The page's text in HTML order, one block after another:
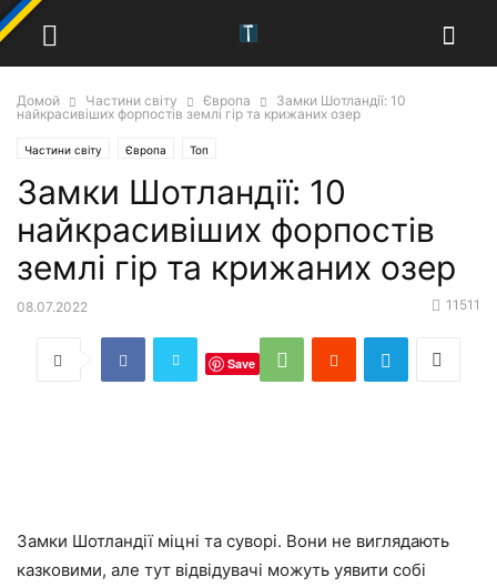
Домой Частини світу Європа
Замки Шотландії: 10
найкрасивіших форпостів землі гір та крижаних озер
Частини світу Європа Топ
Замки Шотландії: 10
найкрасивіших форпостів
землі гір та крижаних озер
08.07.2022 11511
Save
Замки Шотландії міцні та суворі. Вони не виглядають
казковими, але тут відвідувачі можуть уявити собі